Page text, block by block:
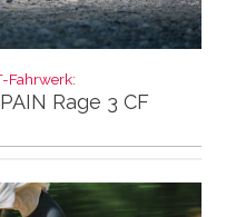
Fahrwerk:
Rage 3 CF